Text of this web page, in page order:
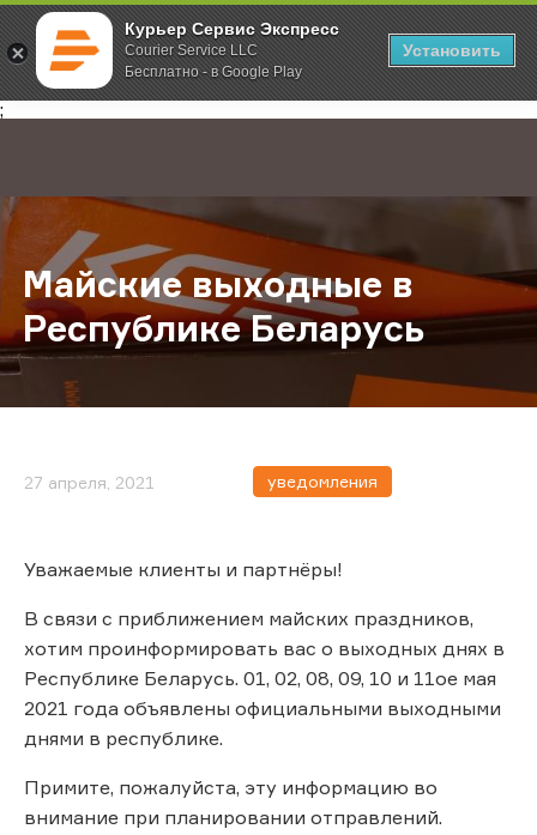
Курьер Сервис Экспресс
Courier Service LLC
Бесплатно - в Google Play
Установить
;
Главная О компании Новости Майские выходные в Республике
Майские выходные в
Республике Беларусь
27 апреля, 2021 уведомления
Уважаемые клиенты и партнёры!
В связи с приближением майских праздников,
хотим проинформировать вас о выходных днях в
Республике Беларусь. 01, 02, 08, 09, 10 и 11ое мая
2021 года объявлены официальными выходными
днями в республике.
Примите, пожалуйста, эту информацию во
внимание при планировании отправлений.